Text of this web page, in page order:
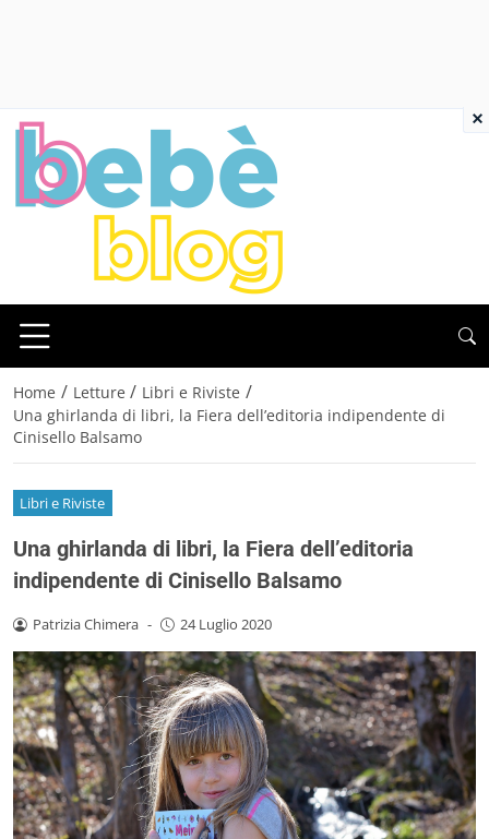
Home / Letture / Libri e Riviste /
Una ghirlanda di libri, la Fiera dell’editoria indipendente di
Cinisello Balsamo
Libri e Riviste
Una ghirlanda di libri, la Fiera dell’editoria
indipendente di Cinisello Balsamo
Patrizia Chimera - 24 Luglio 2020
×